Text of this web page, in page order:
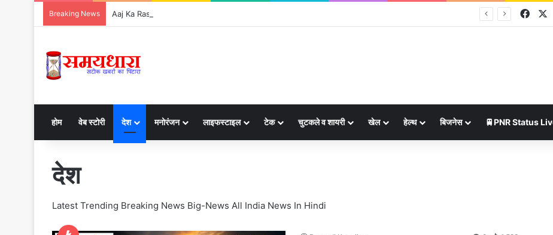
Breaking News Aaj Ka Rashifal 7 August 2026: आज इन 5 राशियों की चमकेगी किस्मत, जानें सभी 12 राशियों का भविष्यफल
होम वेब स्टोरी देश मनोरंजन लाइफस्टाइल टेक चुटकले व शायरी खेल हेल्थ बिजनेस 🚆PNR Status
देश
Latest Trending Breaking News Big-News All India News In Hindi